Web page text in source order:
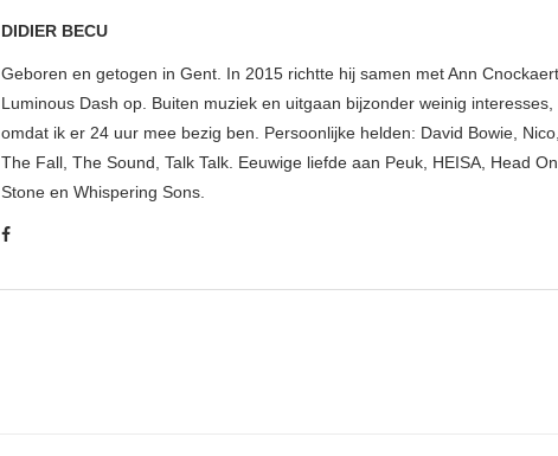
DIDIER BECU
Geboren en getogen in Gent. In 2015 richtte hij samen met Ann Cnockaert
Luminous Dash op. Buiten muziek en uitgaan bijzonder weinig interesses,
omdat ik er 24 uur mee bezig ben. Persoonlijke helden: David Bowie, Nico,
The Fall, The Sound, Talk Talk. Eeuwige liefde aan Peuk, HEISA, Head On
Stone en Whispering Sons.